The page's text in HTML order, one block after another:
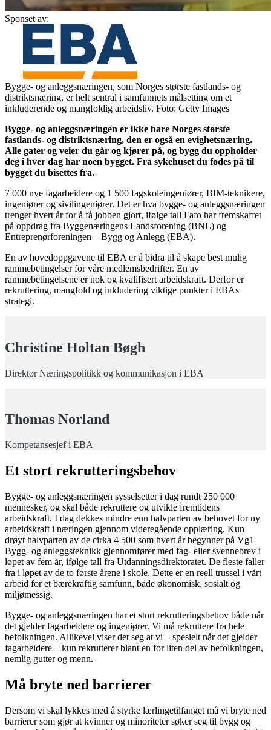
Sponset av:
Bygge- og anleggsnæringen, som Norges største fastlands- og
distriktsnæring, er helt sentral i samfunnets målsetting om et
inkluderende og mangfoldig arbeidsliv. Foto: Getty Images
Bygge- og anleggsnæringen er ikke bare Norges største
fastlands- og distriktsnæring, den er også en evighetsnæring.
Alle gater og veier du går og kjører på, og bygg du oppholder
deg i hver dag har noen bygget. Fra sykehuset du fødes på til
bygget du bisettes fra.
7 000 nye fagarbeidere og 1 500 fagskoleingeniører, BIM-teknikere,
ingeniører og sivilingeniører. Det er hva bygge- og anleggsnæringen
trenger hvert år for å få jobben gjort, ifølge tall Fafo har fremskaffet
på oppdrag fra Byggenæringens Landsforening (BNL) og
Entreprenørforeningen – Bygg og Anlegg (EBA).
En av hovedoppgavene til EBA er å bidra til å skape best mulig
rammebetingelser for våre medlemsbedrifter. En av
rammebetingelsene er nok og kvalifisert arbeidskraft. Derfor er
rekruttering, mangfold og inkludering viktige punkter i EBAs
strategi.
Christine Holtan Bøgh
Direktør Næringspolitikk og kommunikasjon i EBA
Thomas Norland
Kompetansesjef i EBA
Et stort rekrutteringsbehov
Bygge- og anleggsnæringen sysselsetter i dag rundt 250 000
mennesker, og skal både rekruttere og utvikle fremtidens
arbeidskraft. I dag dekkes mindre enn halvparten av behovet for ny
arbeidskraft i næringen gjennom videregående opplæring. Kun
drøyt halvparten av de cirka 4 500 som hvert år begynner på Vg1
Bygg- og anleggsteknikk gjennomfører med fag- eller svennebrev i
løpet av fem år, ifølge tall fra Utdanningsdirektoratet. De fleste faller
fra i løpet av de to første årene i skole. Dette er en reell trussel i vårt
arbeid for et bærekraftig samfunn, både økonomisk, sosialt og
miljømessig.
Bygge- og anleggsnæringen har et stort rekrutteringsbehov både når
det gjelder fagarbeidere og ingeniører. Vi må rekruttere fra hele
befolkningen. Allikevel viser det seg at vi – spesielt når det gjelder
fagarbeidere – kun rekrutterer blant en for liten del av befolkningen,
nemlig gutter og menn.
Må bryte ned barrierer
Dersom vi skal lykkes med å styrke lærlingetilfanget må vi bryte ned
barrierer som gjør at kvinner og minoriteter søker seg til bygg og